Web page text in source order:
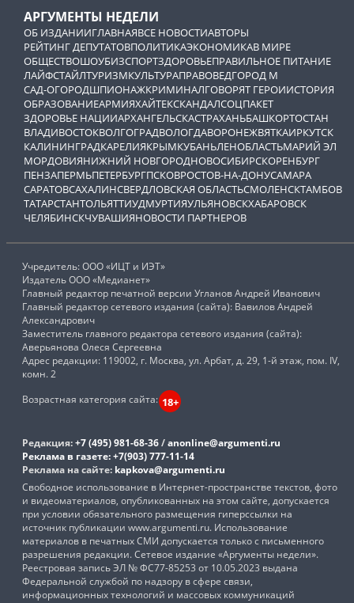
АРГУМЕНТЫ НЕДЕЛИ
ОБ ИЗДАНИИГЛАВНАЯВСЕ НОВОСТИАВТОРЫ
РЕЙТИНГ ДЕПУТАТОВПОЛИТИКАЭКОНОМИКАВ МИРЕ
ОБЩЕСТВОШОУБИЗСПОРТЗДОРОВЬЕПРАВИЛЬНОЕ ПИТАНИЕ
ЛАЙФСТАЙЛТУРИЗМКУЛЬТУРАПРАВОВЕДГОРОД М
САД-ОГОРОДШПИОНАЖКРИМИНАЛГОВОРЯТ ГЕРОИИСТОРИЯ
ОБРАЗОВАНИЕАРМИЯХАЙТЕКСКАНДАЛСОЦПАКЕТ
ЗДОРОВЬЕ НАЦИИАРХАНГЕЛЬСКАСТРАХАНЬБАШКОРТОСТАН
ВЛАДИВОСТОКВОЛГОГРАДВОЛОГДАВОРОНЕЖВЯТКАИРКУТСК
КАЛИНИНГРАДКАРЕЛИЯКРЫМКУБАНЬЛЕНОБЛАСТЬМАРИЙ ЭЛ
МОРДОВИЯНИЖНИЙ НОВГОРОДНОВОСИБИРСКОРЕНБУРГ
ПЕНЗАПЕРМЬПЕТЕРБУРГПСКОВРОСТОВ-НА-ДОНУСАМАРА
САРАТОВСАХАЛИНСВЕРДЛОВСКАЯ ОБЛАСТЬСМОЛЕНСКТАМБОВ
ТАТАРСТАНТОЛЬЯТТИУДМУРТИЯУЛЬЯНОВСКХАБАРОВСК
ЧЕЛЯБИНСКЧУВАШИЯНОВОСТИ ПАРТНЕРОВ
Учредитель: ООО «ИЦТ и ИЭТ»
Издатель ООО «Медианет»
Главный редактор печатной версии Угланов Андрей Иванович
Главный редактор сетевого издания (сайта): Вавилов Андрей
Александрович
Заместитель главного редактора сетевого издания (сайта):
Аверьянова Олеся Сергеевна
Адрес редакции: 119002, г. Москва, ул. Арбат, д. 29, 1-й этаж, пом. IV,
комн. 2
Возрастная категория сайта: 18+
Редакция:+7 (495) 981-68-36/anonline@argumenti.ru
Реклама в газете:+7(903) 777-11-14
Реклама на сайте: kapkova@argumenti.ru
Свободное использование в Интернет-пространстве текстов, фото
и видеоматериалов, опубликованных на этом сайте, допускается
при условии обязательного размещения гиперссылки на
источник публикации www.argumenti.ru. Использование
материалов в печатных СМИ допускается только с письменного
разрешения редакции. Сетевое издание «Аргументы недели».
Реестровая запись ЭЛ № ФС77-85253 от 10.05.2023 выдана
Федеральной службой по надзору в сфере связи,
информационных технологий и массовых коммуникаций